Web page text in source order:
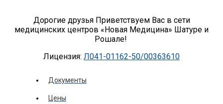
Дорогие друзья Приветствуем Вас в сети
медицинских центров «Новая Медицина» Шатуре и
Рошале!
Лицензия: Л041-01162-50/00363610
Документы
Цены